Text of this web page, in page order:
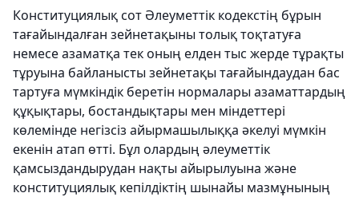
Конституциялық сот Әлеуметтік кодекстің бұрын
тағайындалған зейнетақыны толық тоқтатуға
немесе азаматқа тек оның елден тыс жерде тұрақты
тұруына байланысты зейнетақы тағайындаудан бас
тартуға мүмкіндік беретін нормалары азаматтардың
құқықтары, бостандықтары мен міндеттері
көлемінде негізсіз айырмашылыққа әкелуі мүмкін
екенін атап өтті. Бұл олардың әлеуметтік
қамсыздандырудан нақты айырылуына және
конституциялық кепілдіктің шынайы мазмұнының